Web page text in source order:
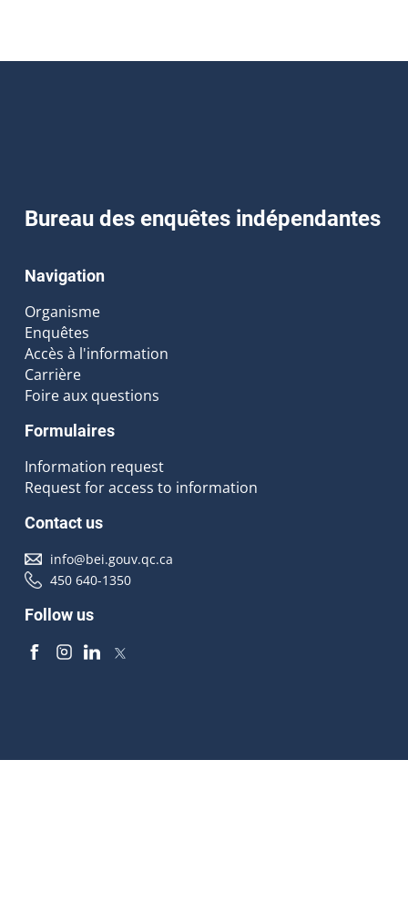
Bureau des enquêtes indépendantes
Navigation
Organisme
Enquêtes
Accès à l'information
Carrière
Foire aux questions
Formulaires
Information request
Request for access to information
Contact us
info@bei.gouv.qc.ca
450 640-1350
Follow us